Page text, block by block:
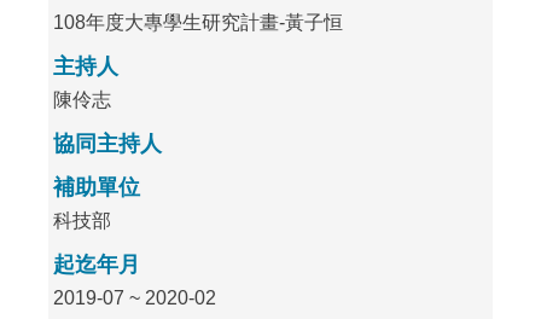
108年度大專學生研究計畫-黃子恒
主持人
陳伶志
協同主持人
補助單位
科技部
起迄年月
2019-07 ~ 2020-02